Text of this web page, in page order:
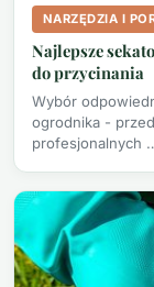
NARZĘDZIA I
Najlepsze
do przycinania
Wybór
ogrodnika -
profesjonalnych